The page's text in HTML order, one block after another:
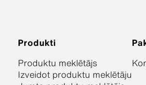
Produkti
Produktu meklētājs
Izveidot produktu meklētāju